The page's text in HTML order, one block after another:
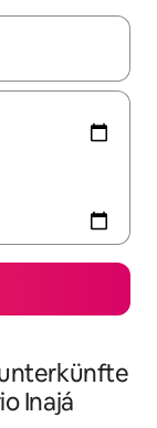
mit den
Inajá